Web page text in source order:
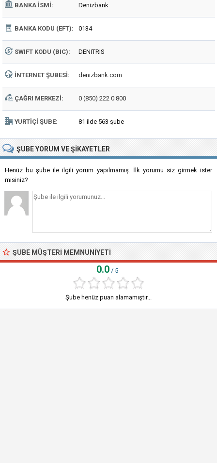
BANKA İSMI: Denizbank
BANKA KODU (EFT): 0134
SWIFT KODU (BIC): DENITRIS
İNTERNET ŞUBESI: denizbank.com
ÇAĞRI MERKEZI: 0 (850) 222 0 800
YURTIÇI ŞUBE: 81 ilde 563 şube
ŞUBEYORUM VE ŞIKAYETLER
Henüz bu şube ile ilgili yorum yapılmamış. İlk yorumu siz girmek ister
misiniz?
ŞUBE MÜŞTERI MEMNUNIYETI
0.0 / 5
Şube henüz puan alamamıştır...